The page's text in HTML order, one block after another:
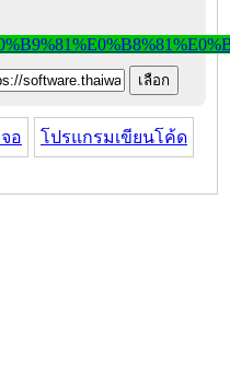
อ โปรแกรมเขียนโค้ด